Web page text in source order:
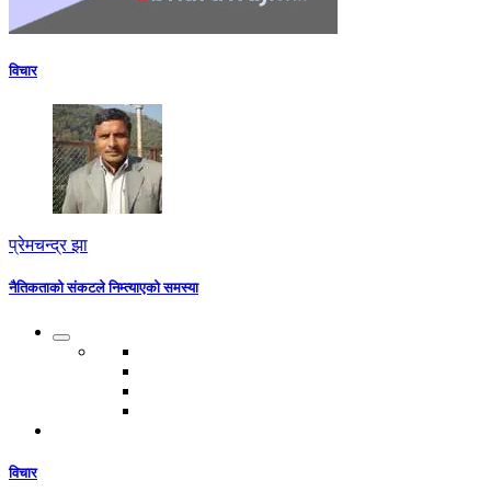
विचार
प्रेमचन्द्र झा
नैतिकताको संकटले निम्त्याएको समस्या
विचार